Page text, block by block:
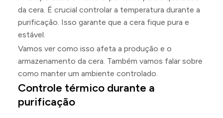
da cera. É crucial controlar a temperatura durante a
purificação. Isso garante que a cera fique pura e
estável.
Vamos ver como isso afeta a produção e o
armazenamento da cera. Também vamos falar sobre
como manter um ambiente controlado.
Controle térmico durante a
purificação